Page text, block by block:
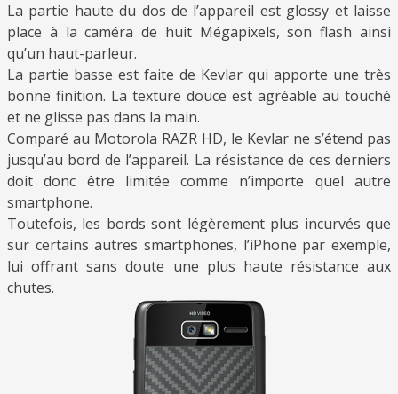
La partie haute du dos de l’appareil est glossy et laisse
place à la caméra de huit Mégapixels, son flash ainsi
qu’un haut-parleur.
La partie basse est faite de Kevlar qui apporte une très
bonne finition. La texture douce est agréable au touché
et ne glisse pas dans la main.
Comparé au Motorola RAZR HD, le Kevlar ne s’étend pas
jusqu’au bord de l’appareil. La résistance de ces derniers
doit donc être limitée comme n’importe quel autre
smartphone.
Toutefois, les bords sont légèrement plus incurvés que
sur certains autres smartphones, l’iPhone par exemple,
lui offrant sans doute une plus haute résistance aux
chutes.